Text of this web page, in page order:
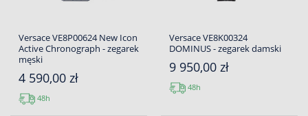
Versace VE8P00624 New Icon
Active Chronograph - zegarek
męski
4 590,00 zł
48h
Versace VE8K00324
DOMINUS - zegarek damski
9 950,00 zł
48h